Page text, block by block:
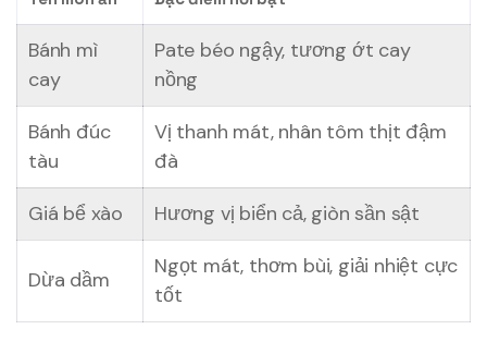
Bánh mì
cay
Pate béo ngậy, tương ớt cay
nồng
Bánh đúc
tàu
Vị thanh mát, nhân tôm thịt đậm
đà
Giá bể xào
Hương vị biển cả, giòn sần sật
Dừa dầm
Ngọt mát, thơm bùi, giải nhiệt cực
tốt